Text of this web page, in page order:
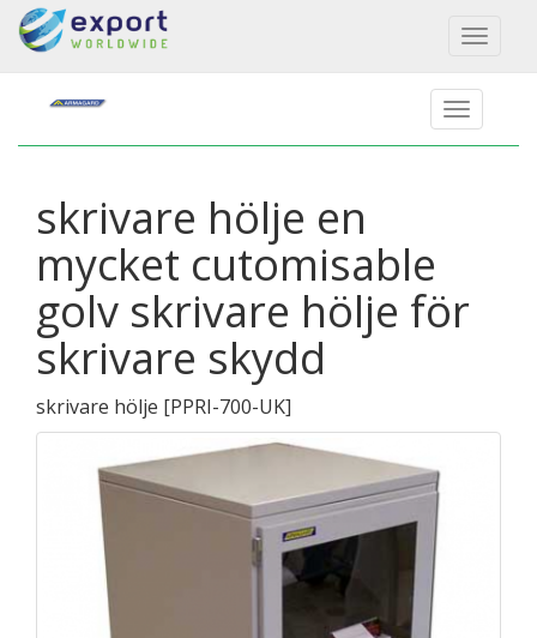
Toggle
skrivare hölje en
mycket cutomisable
golv skrivare hölje för
skrivare skydd
skrivare hölje [PPRI-700-UK]